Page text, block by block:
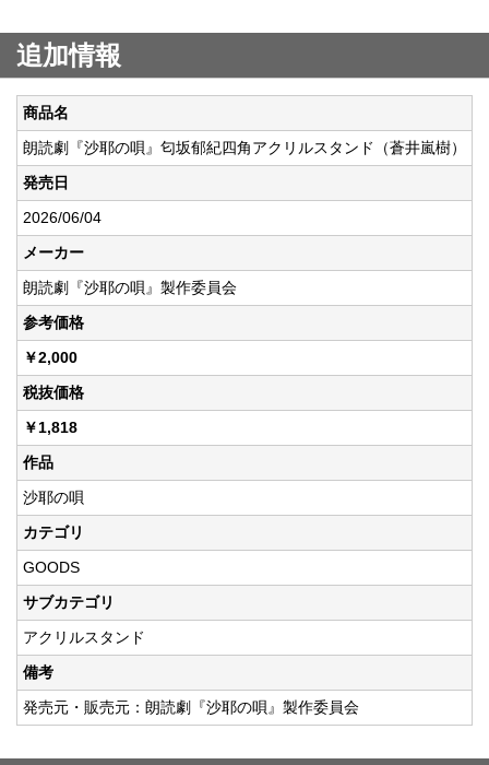
追加情報
商品名
朗読劇『沙耶の唄』匂坂郁紀四角アクリルスタンド（蒼井嵐樹）
発売日
2026/06/04
メーカー
朗読劇『沙耶の唄』製作委員会
参考価格
￥2,000
税抜価格
￥1,818
作品
沙耶の唄
カテゴリ
GOODS
サブカテゴリ
アクリルスタンド
備考
発売元・販売元：朗読劇『沙耶の唄』製作委員会